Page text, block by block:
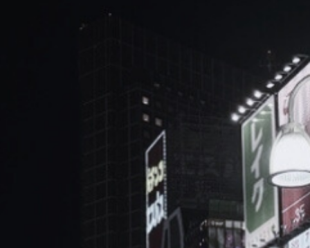
ブ
ロ
グ
ル